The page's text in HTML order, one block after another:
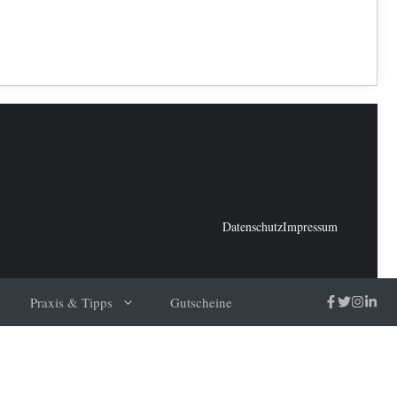
DatenschutzImpressum
Praxis & Tipps Gutscheine